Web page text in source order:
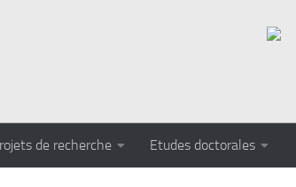
de recherche Etudes doctorales